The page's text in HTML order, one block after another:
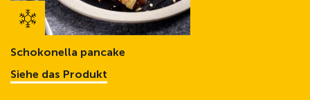
Schokonella pancake
Siehe das Produkt